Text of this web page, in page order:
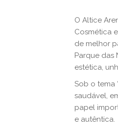
O Altice
Cosmética
de melhor
Parque das
estética,
Sob o tema
saudável,
papel
e autêntica.